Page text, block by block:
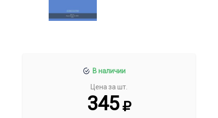
В наличии
Цена за шт.
345